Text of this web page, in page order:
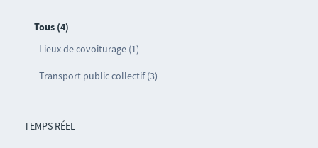
Tous (4)
Lieux de covoiturage (1)
Transport public collectif (3)
TEMPS RÉEL